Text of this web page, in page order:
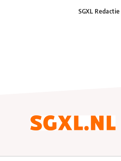
SGXL Redactie